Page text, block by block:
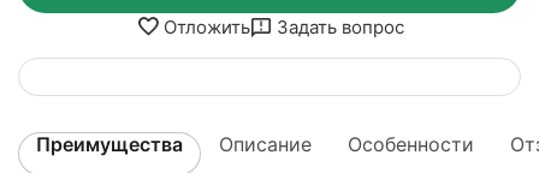
Отложить Задать вопрос
Преимущества Описание Особенности